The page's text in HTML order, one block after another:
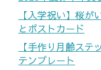
【入学祝い】桜
とポストカード
【手作り月齢ス
テンプレート